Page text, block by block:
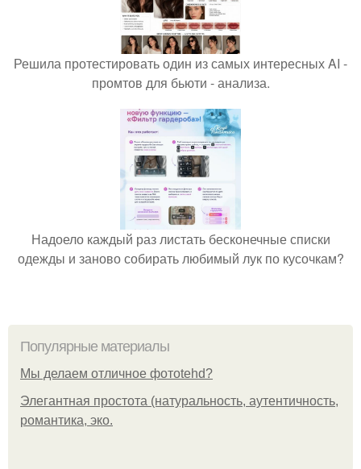
Решила протестировать один из самых интересных AI -
промтов для бьюти - анализа.
Надоело каждый раз листать бесконечные списки
одежды и заново собирать любимый лук по кусочкам?
Популярные материалы
Мы делаем отличное фотоtehd?
Элегантная простота (натуральность, аутентичность,
романтика, эко.